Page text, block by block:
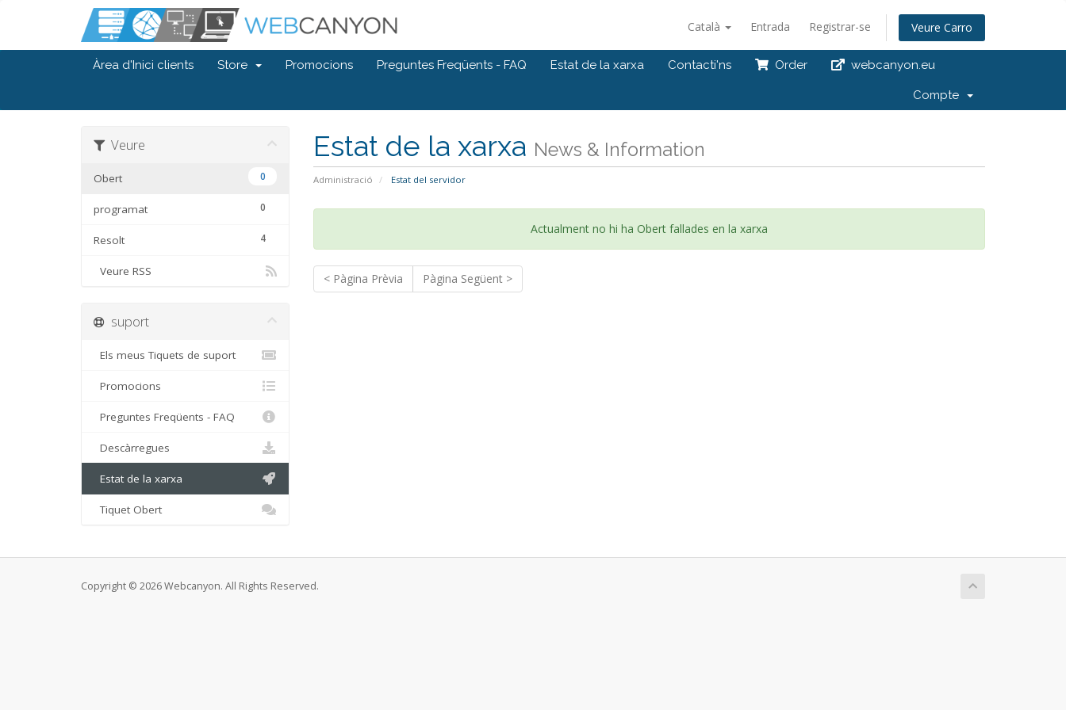
Català Entrada Registrar-se Veure Carro
Àrea d'Inici clients Store Promocions Preguntes Freqüents - FAQ Estat de la xarxa Contacti'ns Order webcanyon.eu
Compte
Estat de la xarxa News & Information
Administració Estat del servidor
Veure
0
Obert
0
programat
4
Resolt
Veure RSS
Actualment no hi ha Obert fallades en la xarxa
< Pàgina Prèvia Pàgina Següent >
suport
Els meus Tiquets de suport
Promocions
Preguntes Freqüents - FAQ
Descàrregues
Estat de la xarxa
Tiquet Obert
Copyright © 2026 Webcanyon. All Rights Reserved.